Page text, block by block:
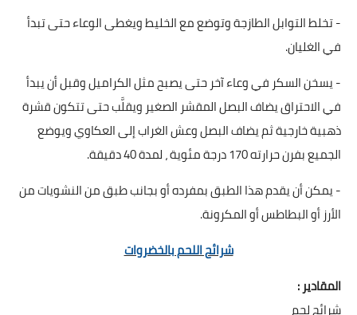
- تخلط التوابل الطازجة وتوضع مع الخليط ويغطى الوعاء حتى تبدأ
في الغليان.
- يسخن السكر في وعاء آخر حتى يصبح مثل الكراميل وقبل أن يبدأ
في الاحتراق يضاف البصل المقشر الصغير ويقلَّب حتى تتكون قشرة
ذهبية خارجية ثم يضاف البصل وعش الغراب إلى العكاوي ويوضع
الجميع بفرن حرارته 170 درجة مئوية ، لمدة 40 دقيقة.
- يمكن أن يقدم هذا الطبق بمفرده أو بجانب طبق من النشويات من
الأرز أو البطاطس أو المكرونة.
شرائح اللحم بالخضروات
المقادير :
شرائح لحم